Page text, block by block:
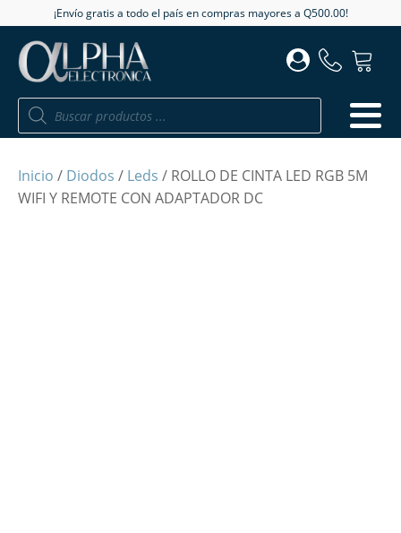
¡Envío gratis a todo el país en compras mayores a Q500.00!
Búsqueda
productos
Inicio / Diodos / Leds / ROLLO DE CINTA LED RGB 5M
WIFI Y REMOTE CON ADAPTADOR DC